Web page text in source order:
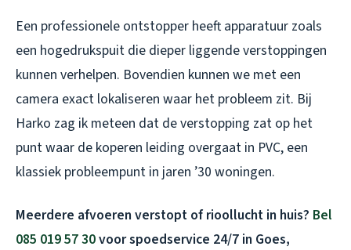
Een professionele ontstopper heeft apparatuur zoals
een hogedrukspuit die dieper liggende verstoppingen
kunnen verhelpen. Bovendien kunnen we met een
camera exact lokaliseren waar het probleem zit. Bij
Harko zag ik meteen dat de verstopping zat op het
punt waar de koperen leiding overgaat in PVC, een
klassiek probleempunt in jaren ’30 woningen.
Meerdere afvoeren verstopt of rioollucht in huis? Bel
085 019 57 30voor spoedservice 24/7 in Goes,